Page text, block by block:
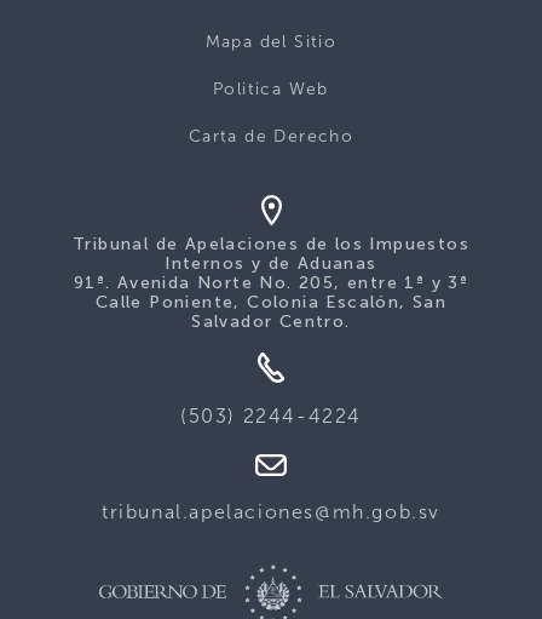
Mapa del Sitio
Politica Web
Carta de Derecho
Tribunal de Apelaciones de los Impuestos
Internos y de Aduanas
91ª. Avenida Norte No. 205, entre 1ª y 3ª
Calle Poniente, Colonia Escalón, San
Salvador Centro.
(503) 2244-4224
tribunal.apelaciones@mh.gob.sv